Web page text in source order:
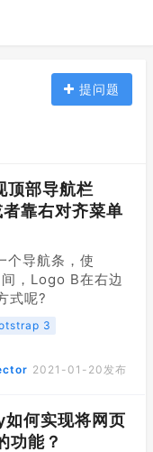
提问题
部导航栏
靠右对齐菜单
导航条，使
，Logo B在右边
式呢?
3
2021-01-20发布
何实现将网页
功能？